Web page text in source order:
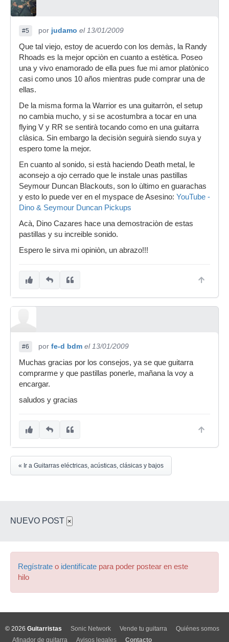
#5 por judamo el 13/01/2009
Que tal viejo, estoy de acuerdo con los demàs, la Randy
Rhoads es la mejor opciòn en cuanto a estètica. Poseo
una y vivo enamorado de ella pues fue mi amor platònico
casi como unos 10 años mientras pude comprar una de
ellas.
De la misma forma la Warrior es una guitarròn, el setup
no cambia mucho, y si se acostumbra a tocar en una
flying V y RR se sentirà tocando como en una guitarra
clàsica. Sin embargo la decisiòn seguirà siendo suya y
espero tome la mejor.
En cuanto al sonido, si està haciendo Death metal, le
aconsejo a ojo cerrado que le instale unas pastillas
Seymour Duncan Blackouts, son lo ùltimo en guarachas
y esto lo puede ver en el myspace de Asesino: YouTube -
Dino & Seymour Duncan Pickups
Acà, Dino Cazares hace una demostraciòn de estas
pastillas y su increible sonido.
Espero le sirva mi opiniòn, un abrazo!!!
#6 por fe-d bdm el 13/01/2009
Muchas gracias por los consejos, ya se que guitarra
comprarme y que pastillas ponerle, mañana la voy a
encargar.
saludos y gracias
« Ir a Guitarras eléctricas, acústicas, clásicas y bajos
NUEVO POST ×
Regístrate o identifícate para poder postear en este
hilo
© 2026 Guitarristas Sonic Network Vende tu guitarra
Quiénes somos
Afinador de guitarra
Avisos legales Contacto